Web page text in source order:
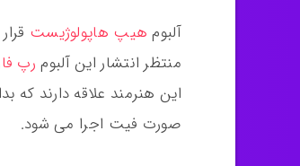
آلبوم هیپ هاپولوژیست
منتظر انتشار این آلبوم رپ
این هنرمند علاقه دارند که
صورت فیت اجرا می شود.